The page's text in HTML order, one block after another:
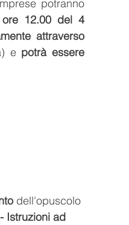
ore 12.00 del 4
attraverso
e potrà essere
dell'opuscolo
Istruzioni ad